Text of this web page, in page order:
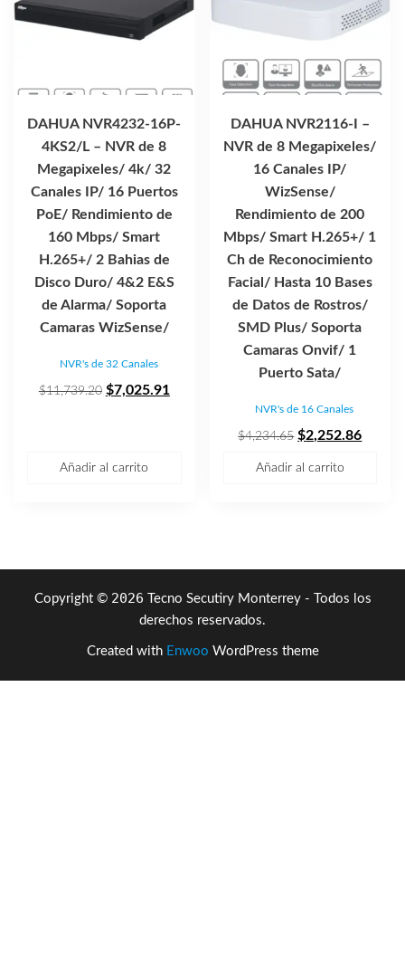
DAHUA NVR4232-16P-
4KS2/L – NVR de 8
Megapixeles/ 4k/ 32
Canales IP/ 16 Puertos
PoE/ Rendimiento de
160 Mbps/ Smart
H.265+/ 2 Bahias de
Disco Duro/ 4&2 E&S
de Alarma/ Soporta
Camaras WizSense/
NVR's de 32 Canales
$11,739.20 El
$7,025.91
Añadir al carrito
DAHUA NVR2116-I –
NVR de 8 Megapixeles/
16 Canales IP/
WizSense/
Rendimiento de 200
Mbps/ Smart H.265+/ 1
Ch de Reconocimiento
Facial/ Hasta 10 Bases
de Datos de Rostros/
SMD Plus/ Soporta
Camaras Onvif/ 1
Puerto Sata/
NVR's de 16 Canales
$4,234.65 El
$2,252.86El
Añadir al carrito
Copyright © 2026 Tecno Secutiry Monterrey - Todos los
derechos reservados.
Created with Enwoo WordPress theme